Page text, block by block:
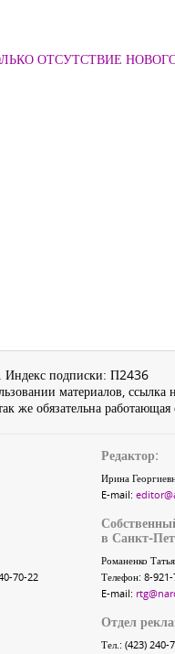
ОТСУТСТВИЕ
подписки: П2436
материалов, ссылка
же обязательна
70-22
Редактор:
Ирина
E-mail:
в Санкт-
Романенко
Телефон: 8-
E-mail:
Отдел
Тел.: (423) 240-